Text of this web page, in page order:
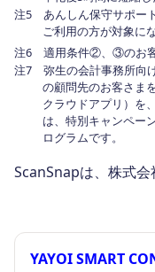
注5 あんしん保守サポー
ご利用の方が対象に
注6 適用条件②、③のお客
注7 弥生の会計事務所向
の顧問先のお客さま
クラウドアプリ）を
は、特別キャンペー
ログラムです。
ScanSnapは、株式
YAYOI SMART